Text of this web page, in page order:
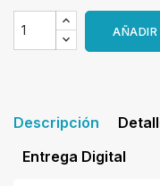
Descripción
Entrega Digital